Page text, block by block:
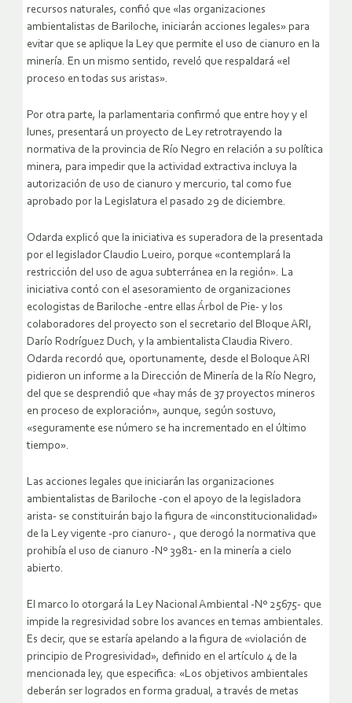
recursos naturales, confió que «las organizaciones
ambientalistas de Bariloche, iniciarán acciones legales» para
evitar que se aplique la Ley que permite el uso de cianuro en la
minería. En un mismo sentido, reveló que respaldará «el
proceso en todas sus aristas».
Por otra parte, la parlamentaria confirmó que entre hoy y el
lunes, presentará un proyecto de Ley retrotrayendo la
normativa de la provincia de Río Negro en relación a su política
minera, para impedir que la actividad extractiva incluya la
autorización de uso de cianuro y mercurio, tal como fue
aprobado por la Legislatura el pasado 29 de diciembre.
Odarda explicó que la iniciativa es superadora de la presentada
por el legislador Claudio Lueiro, porque «contemplará la
restricción del uso de agua subterránea en la región». La
iniciativa contó con el asesoramiento de organizaciones
ecologistas de Bariloche -entre ellas Árbol de Pie- y los
colaboradores del proyecto son el secretario del Bloque ARI,
Darío Rodríguez Duch, y la ambientalista Claudia Rivero.
Odarda recordó que, oportunamente, desde el Boloque ARI
pidieron un informe a la Dirección de Minería de la Río Negro,
del que se desprendió que «hay más de 37 proyectos mineros
en proceso de exploración», aunque, según sostuvo,
«seguramente ese número se ha incrementado en el último
tiempo».
Las acciones legales que iniciarán las organizaciones
ambientalistas de Bariloche -con el apoyo de la legisladora
arista- se constituirán bajo la figura de «inconstitucionalidad»
de la Ley vigente -pro cianuro- , que derogó la normativa que
prohibía el uso de cianuro -Nº 3981- en la minería a cielo
abierto.
El marco lo otorgará la Ley Nacional Ambiental -Nº 25675- que
impide la regresividad sobre los avances en temas ambientales.
Es decir, que se estaría apelando a la figura de «violación de
principio de Progresividad», definido en el artículo 4 de la
mencionada ley, que especifica: «Los objetivos ambientales
deberán ser logrados en forma gradual, a través de metas